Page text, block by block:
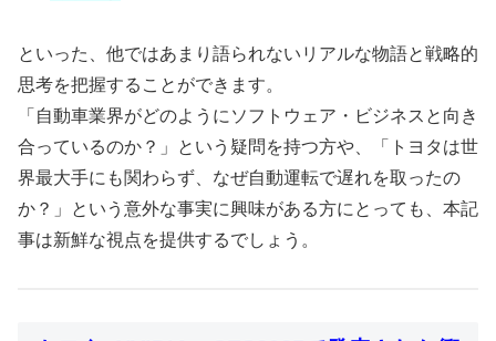
といった、他ではあまり語られないリアルな物語と戦略的
思考を把握することができます。
「自動車業界がどのようにソフトウェア・ビジネスと向き
合っているのか？」という疑問を持つ方や、「トヨタは世
界最大手にも関わらず、なぜ自動運転で遅れを取ったの
か？」という意外な事実に興味がある方にとっても、本記
事は新鮮な視点を提供するでしょう。